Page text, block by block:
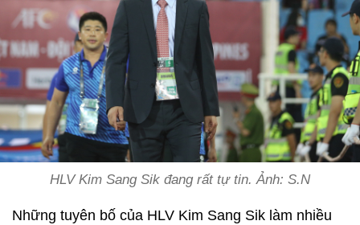
HLV Kim Sang Sik đang rất tự tin. Ảnh: S.N
Những tuyên bố của HLV Kim Sang Sik làm nhiều